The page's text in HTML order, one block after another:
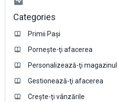
Categories
Primii Pași
Pornește-ţi afacerea
Personalizează-ţi magazinul
Gestionează-ţi afacerea
Crește-ţi vânzările